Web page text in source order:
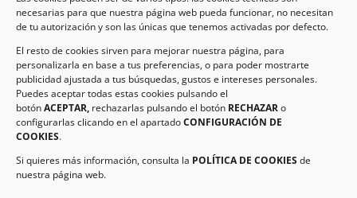
necesarias para que nuestra página web pueda funcionar, no necesitan
de tu autorización y son las únicas que tenemos activadas por defecto.
El resto de cookies sirven para mejorar nuestra página, para
personalizarla en base a tus preferencias, o para poder mostrarte
publicidad ajustada a tus búsquedas, gustos e intereses personales.
Puedes aceptar todas estas cookies pulsando el
botónACEPTAR, rechazarlas pulsando el botón RECHAZARo
configurarlas clicando en el apartadoCONFIGURACIÓN DE
COOKIES.
Si quieres más información, consulta la POLÍTICA DE COOKIESde
nuestra página web.
AVISO LEGAL
POLÍTICA DE COOKIES
Información de Contacto
Dirección:
Navas de Jorquera – Albacete (España)
Tel:(+34) 967 48 22 15